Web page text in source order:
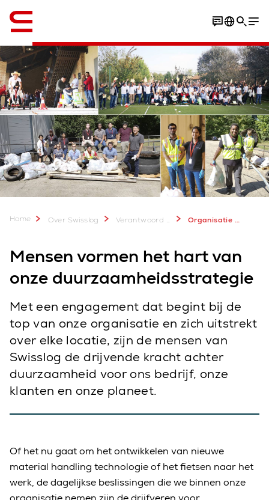
Home Over Swisslog Verantwoord & Duurzaam Ondernemen Organisatie & Gedrag
Mensen vormen het hart van
onze duurzaamheidsstrategie
Met een engagement dat begint bij de
top van onze organisatie en zich uitstrekt
over elke locatie, zijn de mensen van
Swisslog de drijvende kracht achter
duurzaamheid voor ons bedrijf, onze
klanten en onze planeet.
Of het nu gaat om het ontwikkelen van nieuwe
material handling technologie of het fietsen naar het
werk, de dagelijkse beslissingen die we binnen onze